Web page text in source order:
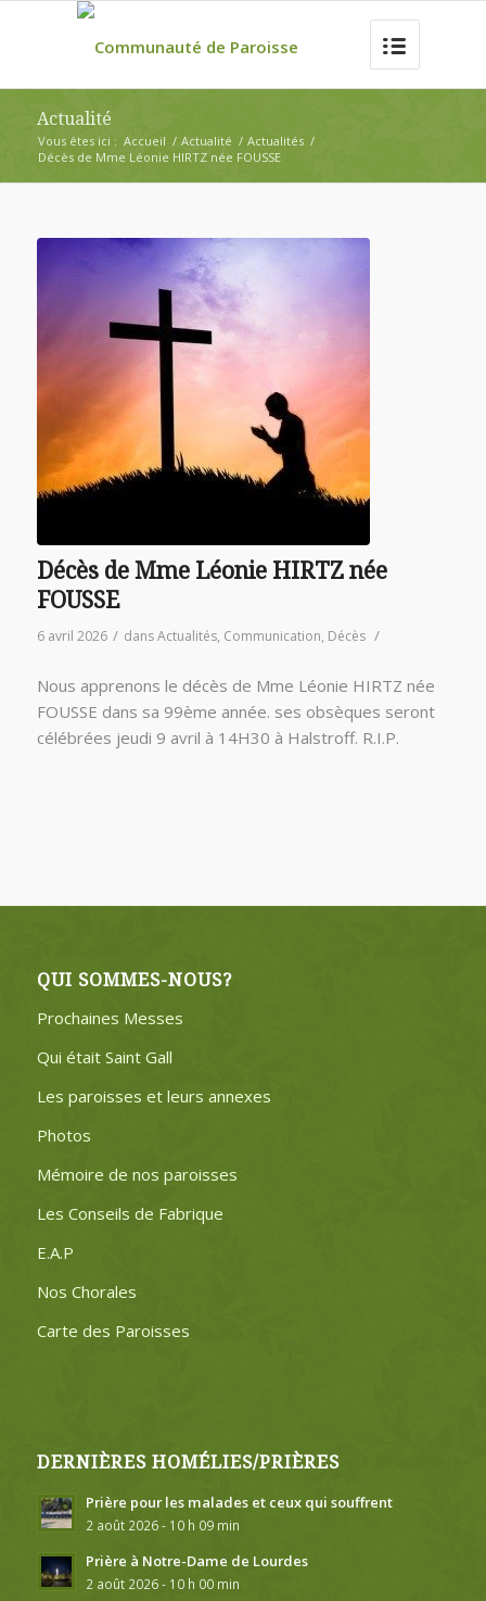
Actualité
Vous êtes ici : Accueil / Actualité / Actualités /
Décès de Mme Léonie HIRTZ née FOUSSE
Décès de Mme Léonie HIRTZ née
FOUSSE
6 avril 2026 / dansActualités, Communication, Décès /
Nous apprenons le décès de Mme Léonie HIRTZ née
FOUSSE dans sa 99ème année. ses obsèques seront
célébrées jeudi 9 avril à 14H30 à Halstroff. R.I.P.
QUI SOMMES-NOUS?
Prochaines Messes
Qui était Saint Gall
Les paroisses et leurs annexes
Photos
Mémoire de nos paroisses
Les Conseils de Fabrique
E.A.P
Nos Chorales
Carte des Paroisses
DERNIÈRES HOMÉLIES/PRIÈRES
Prière pour les malades et ceux qui souffrent
2 août 2026 - 10 h 09 min
Prière à Notre-Dame de Lourdes
2 août 2026 - 10 h 00 min